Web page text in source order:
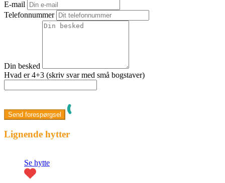
E-mail
Telefonnummer
Din besked
Hvad er 4+3 (skriv svar med små bogstaver)
Lignende hytter
Se hytte